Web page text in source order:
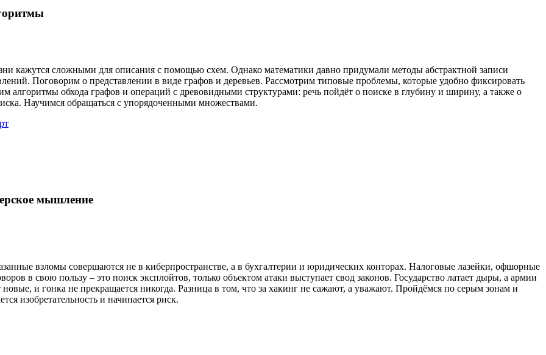
кажутся сложными для описания с помощью схем. Однако математики давно придумали методы абстрактной записи
Поговорим о представлении в виде графов и деревьев. Рассмотрим типовые проблемы, которые удобно фиксировать
алгоритмы обхода графов и операций с древовидными структурами: речь пойдёт о поиске в глубину и ширину, а также о
Научимся обращаться с упорядоченными множествами.
мышление
взломы совершаются не в киберпространстве, а в бухгалтерии и юридических конторах. Налоговые лазейки, офшорные
в свою пользу – это поиск эксплойтов, только объектом атаки выступает свод законов. Государство латает дыры, а армии
новые, и гонка не прекращается никогда. Разница в том, что за хакинг не сажают, а уважают. Пройдёмся по серым зонам и
изобретательность и начинается риск.